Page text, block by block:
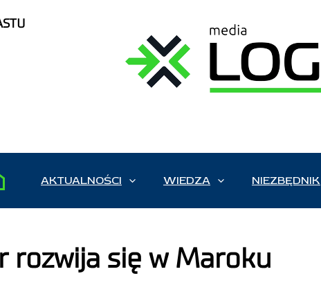
AKTUALNOŚCI WIEDZA NIEZBĘDNIK
rozwija się w Maroku